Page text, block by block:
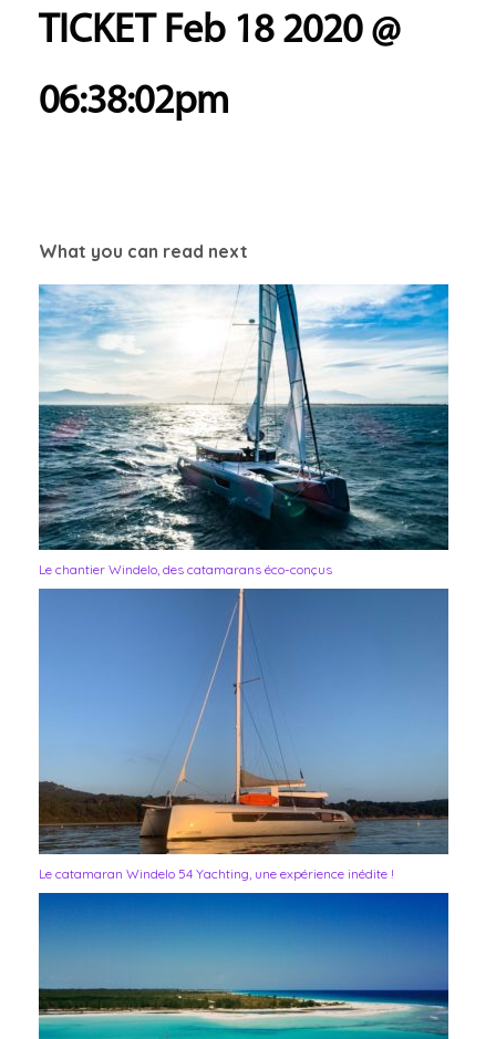
TICKET Feb 18 2020 @
06:38:02pm
What you can read next
Le chantier Windelo, des catamarans éco-conçus
Le catamaran Windelo 54 Yachting, une expérience inédite !